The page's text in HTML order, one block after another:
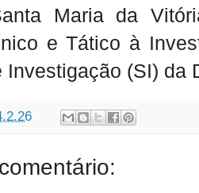
Maria da
e Tático à
Investigação (SI) da